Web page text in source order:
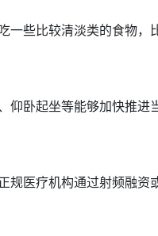
一些比较清淡类的食物，
仰卧起坐等能够加快推
规医疗机构通过射频融资